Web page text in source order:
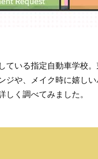
ている指定自動車学校
ジや、メイク時に嬉し
く調べてみました。